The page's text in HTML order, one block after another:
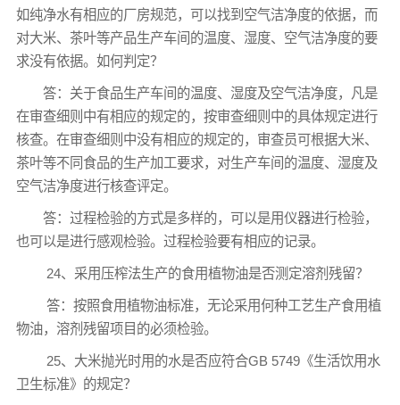
如纯净水有相应的厂房规范，可以找到空气洁净度的依据，而
对大米、茶叶等产品生产车间的温度、湿度、空气洁净度的要
求没有依据。如何判定？
答：关于食品生产车间的温度、湿度及空气洁净度，凡是
在审查细则中有相应的规定的，按审查细则中的具体规定进行
核查。在审查细则中没有相应的规定的，审查员可根据大米、
茶叶等不同食品的生产加工要求，对生产车间的温度、湿度及
空气洁净度进行核查评定。
答：过程检验的方式是多样的，可以是用仪器进行检验，
也可以是进行感观检验。过程检验要有相应的记录。
24、采用压榨法生产的食用植物油是否测定溶剂残留？
答：按照食用植物油标准，无论采用何种工艺生产食用植
物油，溶剂残留项目的必须检验。
25、大米抛光时用的水是否应符合GB 5749《生活饮用水
卫生标准》的规定？